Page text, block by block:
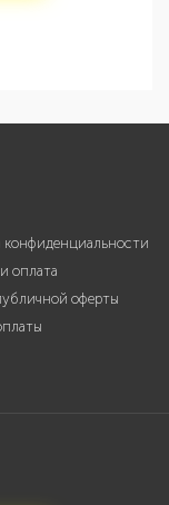
конфиденциальности
оплата
оферты